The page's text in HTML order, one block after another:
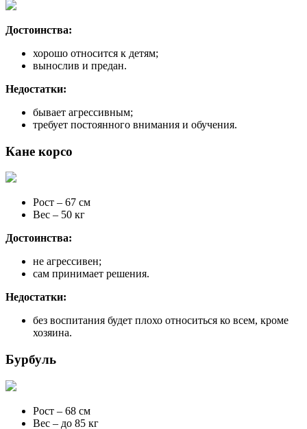
Достоинства:
хорошо относится к детям;
вынослив и предан.
Недостатки:
бывает агрессивным;
требует постоянного внимания и обучения.
Кане корсо
Рост – 67 см
Вес – 50 кг
Достоинства:
не агрессивен;
сам принимает решения.
Недостатки:
без воспитания будет плохо относиться ко всем, кроме
хозяина.
Бурбуль
Рост – 68 см
Вес – до 85 кг